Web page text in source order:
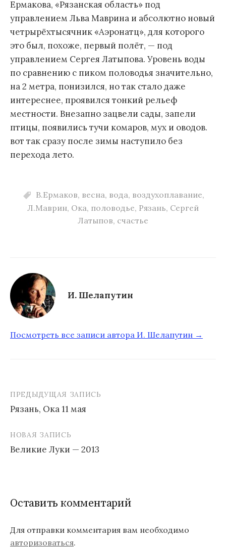
Ермакова, «Рязанская область» под
управлением Льва Маврина и абсолютно новый
четрырёхтысячник «Аэронатц», для которого
это был, похоже, первый полёт, — под
управлением Сергея Латыпова. Уровень воды
по сравнению с пиком половодья значительно,
на 2 метра, понизился, но так стало даже
интереснее, проявился тонкий рельеф
местности. Внезапно зацвели сады, запели
птицы, появились тучи комаров, мух и оводов.
вот так сразу после зимы наступило без
перехода лето.
В.Ермаков, весна, вода, воздухоплавание,
Л.Маврин, Ока, половодье, Рязань, Сергей
Латыпов, счастье
И. Шелапутин
Посмотреть все записи автора И. Шелапутин →
а
ц
ПРЕДЫДУЩАЯ ЗАПИСЬ
Рязань, Ока 11 мая
НОВАЯ ЗАПИСЬ
Великие Луки — 2013
Оставить комментарий
Для отправки комментария вам необходимо
авторизоваться.